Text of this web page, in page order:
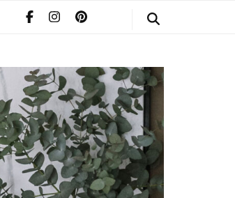
POMERIAAN